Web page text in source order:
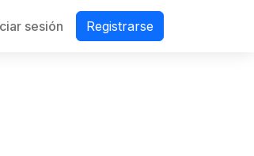
sesión Registrarse